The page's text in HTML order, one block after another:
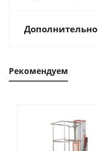
Дополнительно
Рекомендуем